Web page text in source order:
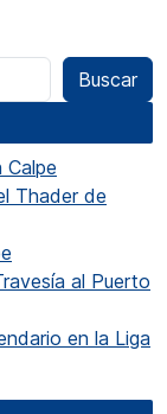
Buscar
Calpe
Thader de
al Puerto
en la Liga